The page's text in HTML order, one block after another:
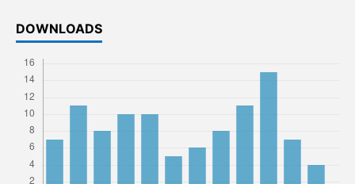
DOWNLOADS